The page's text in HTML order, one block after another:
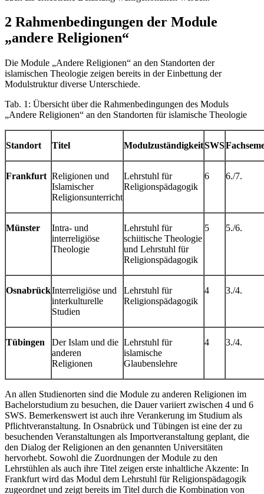
2 Rahmenbedingungen der Module
„andere Religionen“
Die Module „Andere Religionen“ an den Standorten der
islamischen Theologie zeigen bereits in der Einbettung der
Modulstruktur diverse Unterschiede.
Tab. 1: Übersicht über die Rahmenbedingungen des Moduls
„Andere Religionen“ an den Standorten für islamische Theologie
Standort Titel ModulzuständigkeitSWS
Frankfurt Religionen und
Islamischer
Religionsunterricht
Lehrstuhl für
Religionspädagogik
6 6./7.
Münster
Intra- und
interreligiöse
Theologie
Lehrstuhl für
schiitische Theologie
und Lehrstuhl für
Religionspädagogik
5 5./6.
OsnabrückInterreligiöse und
interkulturelle
Studien
Lehrstuhl für
Religionspädagogik
4 3./4.
Tübingen
Der Islam und die
anderen
Religionen
Lehrstuhl für
islamische
Glaubenslehre
4 3./4.
An allen Studienorten sind die Module zu anderen Religionen im
Bachelorstudium zu besuchen, die Dauer variiert zwischen 4 und 6
SWS. Bemerkenswert ist auch ihre Verankerung im Studium als
Pflichtveranstaltung. In Osnabrück und Tübingen ist eine der zu
besuchenden Veranstaltungen als Importveranstaltung geplant, die
den Dialog der Religionen an den genannten Universitäten
hervorhebt. Sowohl die Zuordnungen der Module zu den
Lehrstühlen als auch ihre Titel zeigen erste inhaltliche Akzente: In
Frankfurt wird das Modul dem Lehrstuhl für Religionspädagogik
zugeordnet und zeigt bereits im Titel durch die Kombination von